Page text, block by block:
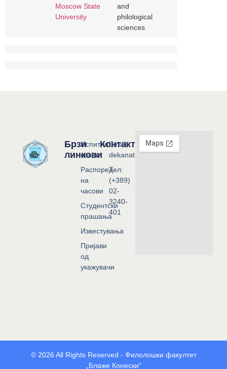
Moscow State
University
and
philological
sciences
Брзи
линкови
Испитни
сесии
Распоред
на
часови
Студентски
прашања
Известувања
Пријави
од
укажувачи
Контакт
Email:
dekanat@flf.ukim.edu.mk
Тел:
(+389)
02-
3240-
401
© 2026 All Rights Reserved - Филолошки факултет
„Блаже Конески“